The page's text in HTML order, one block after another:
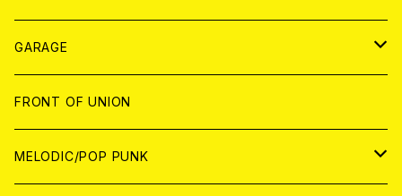
ANALOG
GARAGE
JAPAN
アナログ
WORLD
FRONT OF UNION
MELODIC/POP PUNK